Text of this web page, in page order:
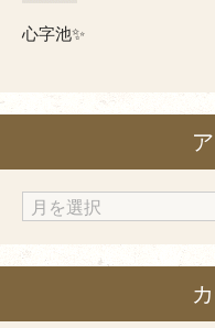
心字池✨
ア
カ
ブ